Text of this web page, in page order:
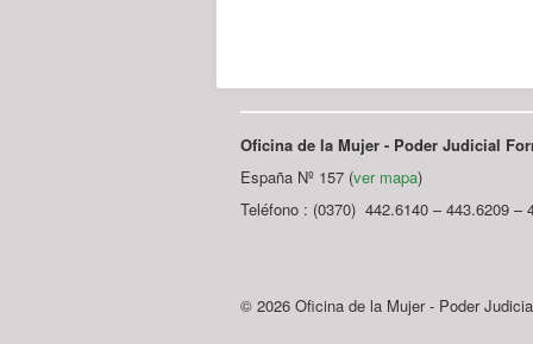
Oficina de la Mujer - Poder Judicial
España Nº 157 (ver mapa)
Teléfono : (0370) 442.6140 – 443.6209 –
© 2026 Oficina de la Mujer - Poder